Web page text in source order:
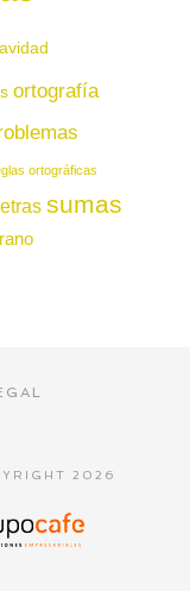
ortografía
ortográficas
sumas
2026